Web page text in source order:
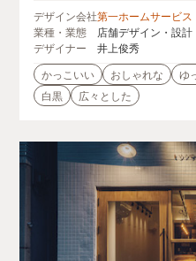
デザイン会社第一ホームサービス
業種・業態
店舗デザイン・設計
デザイナー
井上俊秀
かっこいい
おしゃれな ゆ
白黒
広々とした